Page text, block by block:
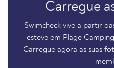
Carregue
Swimcheck vive a partir
esteve em Plage
Carregue agora as suas